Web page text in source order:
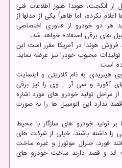
از انگجت، هوندا هنوز اطلاعات فنی
نکرده، اما ظاهراً یکی از مدلها از
هر دو خودرو از فناوری اختصاصی
های برقی استفاده خواهد شد.
فروش هوندا در آمریکا مقرر است این
محبوب خودرا نیز عرضه نماید.
است.
هیبریدی به نام کلاریتی و اینسایت
آکورد و سی آر – وی را نیز برقی
تولید خودرو های مورد اشاره
ندارد این اتومبیل ها را به صورت
بر تولید خودرو های سازگار با محیط
را داشته باشند، خیلی از شرکت های
فورد، جنرال موتورز و غیره ساخت
اند و قصد دارند ساخت خودرو های